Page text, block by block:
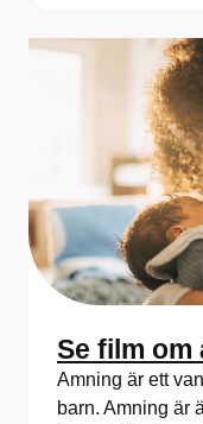
Se film
Amning är ett
barn. Amning är